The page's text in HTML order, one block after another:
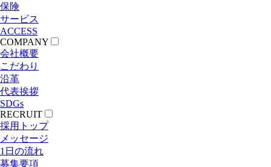
保険
サービス
ACCESS
COMPANY
会社概要
こだわり
沿革
代表挨拶
SDGs
RECRUIT
採用トップ
メッセージ
1日の流れ
募集要項